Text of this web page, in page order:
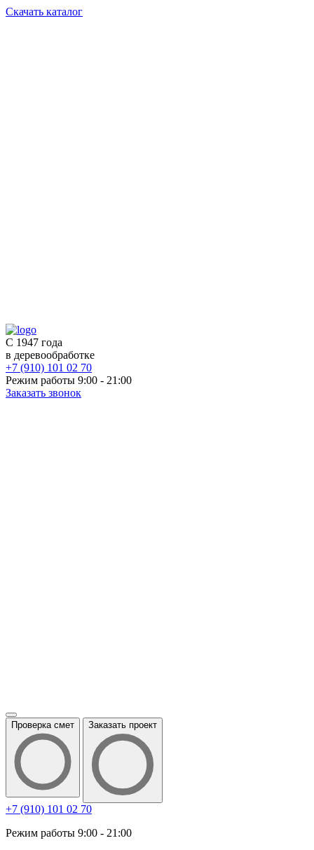
Скачать каталог
С 1947 года
в деревообработке
+7 (910) 101 02 70
Режим работы 9:00 - 21:00
Заказать звонок
Проверка смет Заказать проект
+7 (910) 101 02 70
Режим работы 9:00 - 21:00